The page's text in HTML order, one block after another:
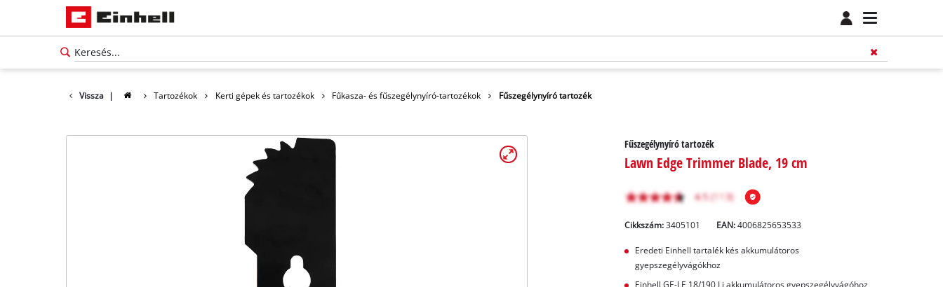
Vissza | Tartozékok Kerti gépek és tartozékok Fűkasza- és fűszegélynyíró-tartozékok Fűszegélynyíró tartozék
Fűszegélynyíró tartozék
Lawn Edge Trimmer Blade, 19 cm
Cikkszám: 3405101 EAN:4006825653533
Eredeti Einhell tartalék kés akkumulátoros
gyepszegélyvágókhoz
Einhell GE-LE 18/190 Li akkumulátoros gyepszegélyvágóhoz